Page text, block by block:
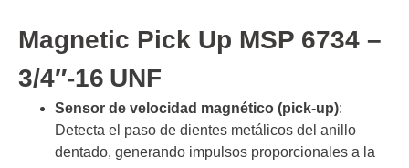
Magnetic Pick Up MSP 6734 –
3/4″‑16 UNF
Sensor de velocidad magnético (pick‑up):
Detecta el paso de dientes metálicos del anillo
dentado, generando impulsos proporcionales a la